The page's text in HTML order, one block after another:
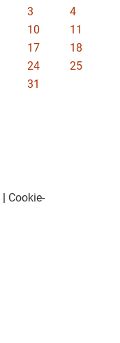
3
4
10
11
17
18
24
25
31
| Cookie-